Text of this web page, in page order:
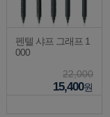
펜텔 샤프 그래프 1
000
22,000
15,400원